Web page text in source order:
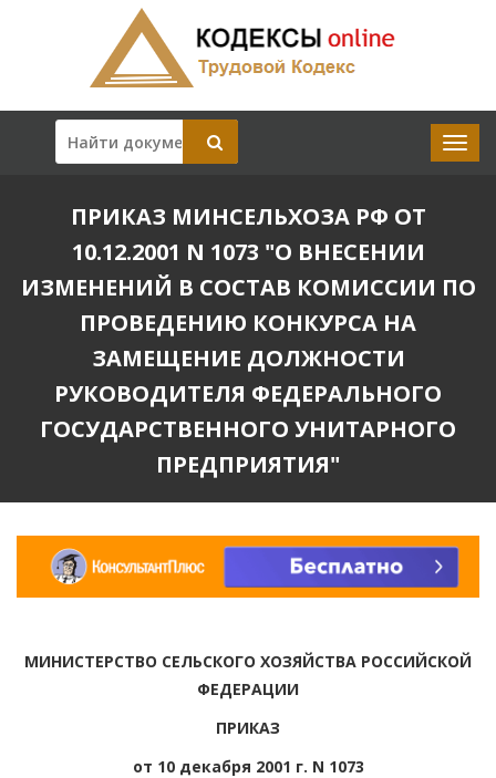
ПРИКАЗ МИНСЕЛЬХОЗА РФ ОТ
10.12.2001 N 1073 "О ВНЕСЕНИИ
ИЗМЕНЕНИЙ В СОСТАВ КОМИССИИ ПО
ПРОВЕДЕНИЮ КОНКУРСА НА
ЗАМЕЩЕНИЕ ДОЛЖНОСТИ
РУКОВОДИТЕЛЯ ФЕДЕРАЛЬНОГО
ГОСУДАРСТВЕННОГО УНИТАРНОГО
ПРЕДПРИЯТИЯ"
МИНИСТЕРСТВО СЕЛЬСКОГО ХОЗЯЙСТВА РОССИЙСКОЙ
ФЕДЕРАЦИИ
ПРИКАЗ
от 10 декабря 2001 г. N 1073